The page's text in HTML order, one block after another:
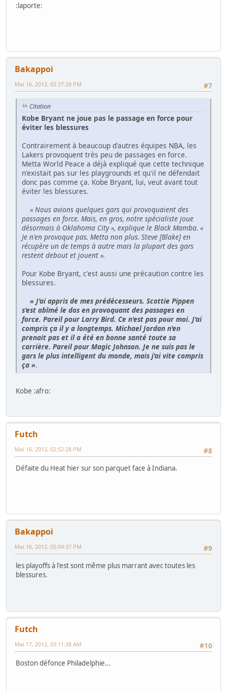
:laporte:
Bakappoi
#7
Mai 16, 2012, 02:37:28 PM
Citation
Kobe Bryant ne joue pas le passage en force pour
éviter les blessures
Contrairement à beaucoup d'autres équipes NBA, les
Lakers provoquent très peu de passages en force.
Metta World Peace a déjà expliqué que cette technique
n'existait pas sur les playgrounds et qu'il ne défendait
donc pas comme ça. Kobe Bryant, lui, veut avant tout
éviter les blessures.
« Nous avions quelques gars qui provoquaient des
passages en force. Mais, en gros, notre spécialiste joue
désormais à Oklahoma City », explique le Black Mamba. «
Je n'en provoque pas. Metta non plus. Steve [Blake] en
récupère un de temps à autre mais la plupart des gars
restent debout et jouent ».
Pour Kobe Bryant, c'est aussi une précaution contre les
blessures.
« J'ai appris de mes prédécesseurs. Scottie Pippen
s'est abîmé le dos en provoquant des passages en
force. Pareil pour Larry Bird. Ce n'est pas pour moi. J'ai
compris ça il y a longtemps. Michael Jordan n'en
prenait pas et il a été en bonne santé toute sa
carrière. Pareil pour Magic Johnson. Je ne suis pas le
gars le plus intelligent du monde, mais j'ai vite compris
ça ».
Kobe :afro:
Futch
#8
Mai 16, 2012, 02:52:28 PM
Défaite du Heat hier sur son parquet face à Indiana.
Bakappoi
#9
Mai 16, 2012, 05:04:37 PM
les playoffs à l'est sont même plus marrant avec toutes les
blessures.
Futch
#10
Mai 17, 2012, 03:11:38 AM
Boston défonce Philadelphie...